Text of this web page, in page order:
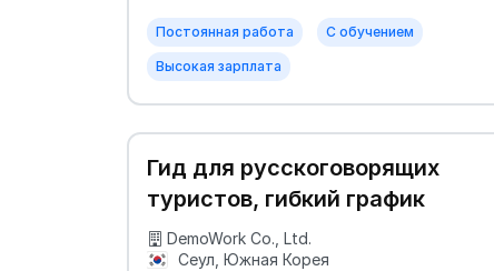
Постоянная работа С обучением
Высокая зарплата
Гид для русскоговорящих
туристов, гибкий график
DemoWork Co., Ltd.
Сеул, Южная Корея